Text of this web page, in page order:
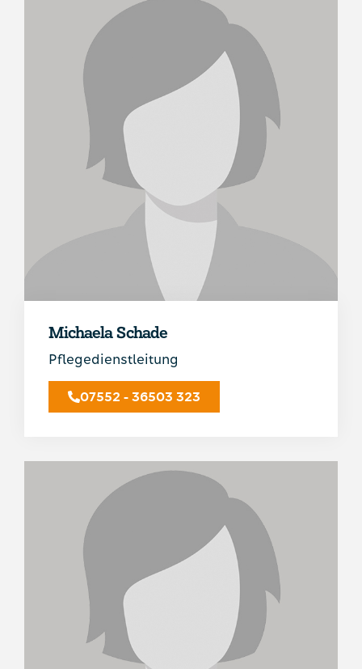
Michaela Schade
Pflegedienstleitung
07552 - 36503 323